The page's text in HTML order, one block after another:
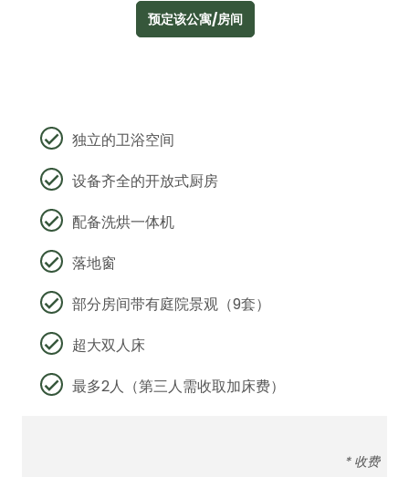
预定该公寓/房间
独立的卫浴空间
设备齐全的开放式厨房
配备洗烘一体机
落地窗
部分房间带有庭院景观（9套）
超大双人床
最多2人（第三人需收取加床费）
* 收费